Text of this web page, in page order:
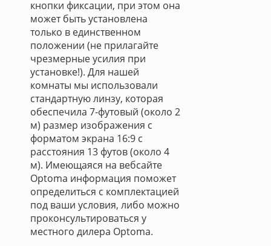
кнопки фиксации, при этом она
может быть установлена
только в единственном
положении (не прилагайте
чрезмерные усилия при
установке!). Для нашей
комнаты мы использовали
стандартную линзу, которая
обеспечила 7-футовый (около 2
м) размер изображения с
форматом экрана 16:9 с
расстояния 13 футов (около 4
м). Имеющаяся на вебсайте
Optoma информация поможет
определиться с комплектацией
под ваши условия, либо можно
проконсультироваться у
местного дилера Optoma.